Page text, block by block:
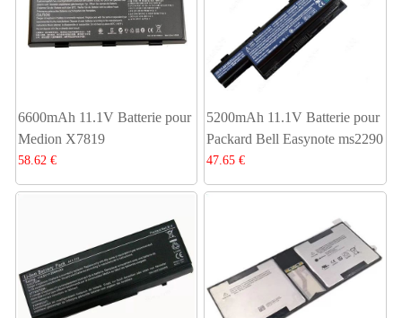
6600mAh 11.1V Batterie pour
Medion X7819
58.62 €
5200mAh 11.1V Batterie pour
Packard Bell Easynote ms2290
47.65 €